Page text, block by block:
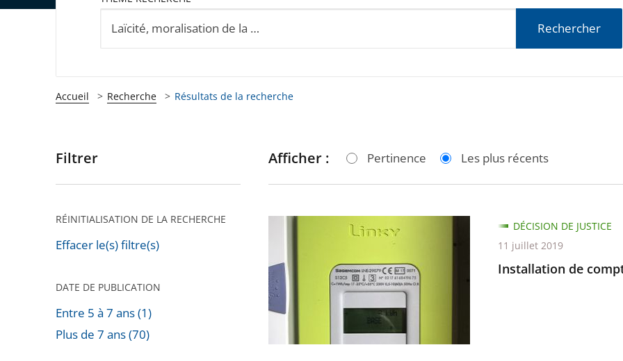
Rechercher
Accueil Recherche Résultats de la recherche
Passer
pour
après
Filtrer
RÉINITIALISATION DE LA RECHERCHE
Effacer le(s) filtre(s)
DATE DE PUBLICATION
Entre 5 à 7 ans (1)
Plus de 7 ans (70)
Afficher : Pertinence Les plus récents
compteurs
«
Linky
Installation de
DÉCISION DE JUSTICE
11 juillet 2019